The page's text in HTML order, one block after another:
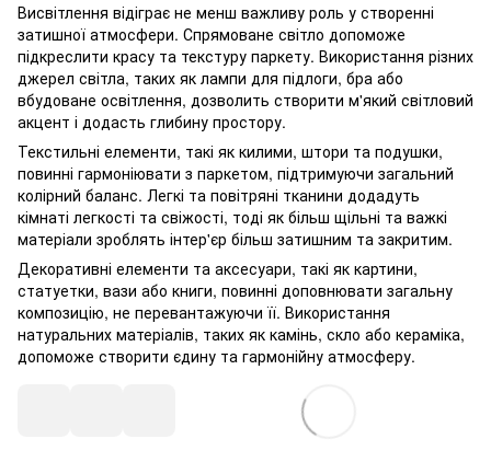
Висвітлення відіграє не менш важливу роль у створенні
затишної атмосфери. Спрямоване світло допоможе
підкреслити красу та текстуру паркету. Використання різних
джерел світла, таких як лампи для підлоги, бра або
вбудоване освітлення, дозволить створити м'який світловий
акцент і додасть глибину простору.
Текстильні елементи, такі як килими, штори та подушки,
повинні гармоніювати з паркетом, підтримуючи загальний
колірний баланс. Легкі та повітряні тканини додадуть
кімнаті легкості та свіжості, тоді як більш щільні та важкі
матеріали зроблять інтер'єр більш затишним та закритим.
Декоративні елементи та аксесуари, такі як картини,
статуетки, вази або книги, повинні доповнювати загальну
композицію, не перевантажуючи її. Використання
натуральних матеріалів, таких як камінь, скло або кераміка,
допоможе створити єдину та гармонійну атмосферу.